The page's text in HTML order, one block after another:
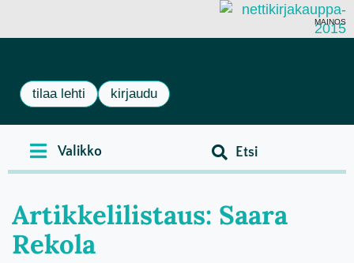
MAINOS
tilaa lehti kirjaudu
Artikkelilistaus: Saara
Rekola